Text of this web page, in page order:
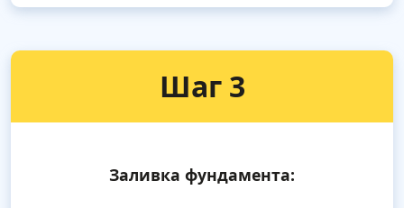
Шаг 3
Заливка фундамента: